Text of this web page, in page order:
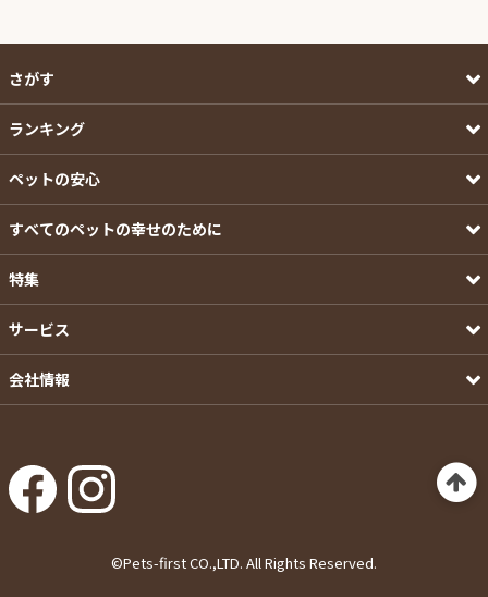
さがす
ランキング
ペットの安心
すべてのペットの幸せのために
特集
サービス
会社情報
©Pets-first CO.,LTD. All Rights Reserved.